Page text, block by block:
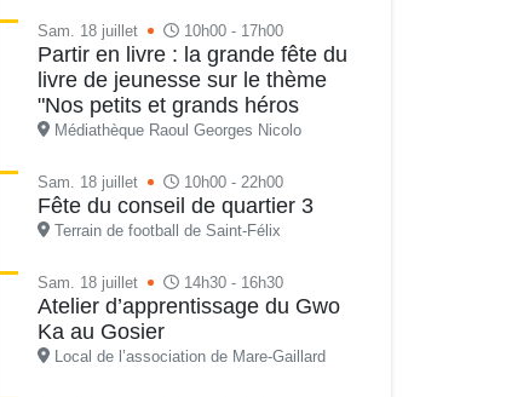
Sam. 18 juillet 10h00 - 17h00
Partir en livre : la grande fête du
livre de jeunesse sur le thème
"Nos petits et grands héros
Médiathèque Raoul Georges Nicolo
Sam. 18 juillet 10h00 - 22h00
Fête du conseil de quartier 3
Terrain de football de Saint-Félix
Sam. 18 juillet 14h30 - 16h30
Atelier d’apprentissage du Gwo
Ka au Gosier
Local de l’association de Mare-Gaillard